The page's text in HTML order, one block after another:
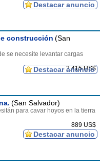
Destacar anuncio
construcción (San
se necesite levantar cargas
2.415 US$
Destacar anuncio
(San Salvador)
para cavar hoyos en la tierra
889 US$
Destacar anuncio